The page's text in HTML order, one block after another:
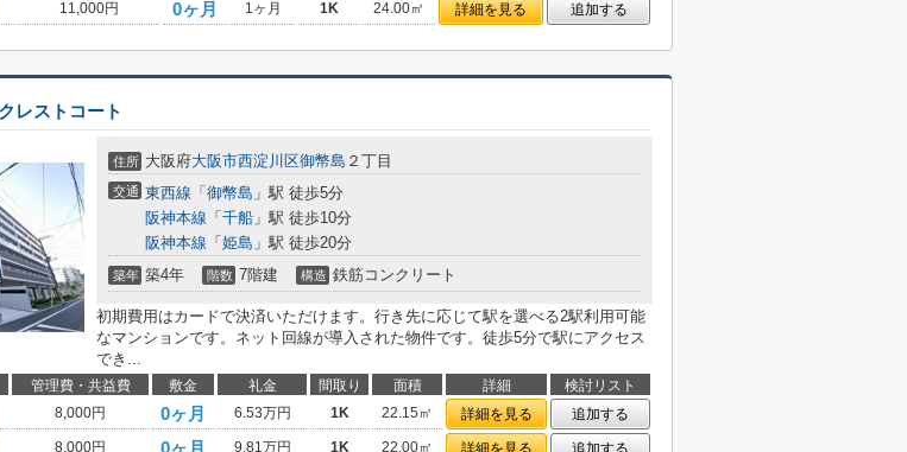
11,000円 0ヶ月 1ヶ月 1K 24.00㎡ 詳細を見る 追加する
レストコート
住所 大阪府大阪市西淀川区御幣島 ２丁目
交通 東西線 「 御幣島 」駅 徒歩5分
阪神本線 「 千船 」駅 徒歩10分
阪神本線 「 姫島 」駅 徒歩20分
築年 築4年 階数 7階建 構造 鉄筋コンクリート
初期費用はカードで決済いただけます。行き先に応じて駅を選べる2駅利用可能
なマンションです。ネット回線が導入された物件です。徒歩5分で駅にアクセス
でき...
管理費・共益費 敷金 礼金 間取り 面積 詳細
検討リスト
8,000円 0ヶ月 6.53万円 1K 22.15㎡ 詳細を見る
追加する
8,000円 0ヶ月 9.81万円 1K 22.00㎡ 詳細を見る
追加する